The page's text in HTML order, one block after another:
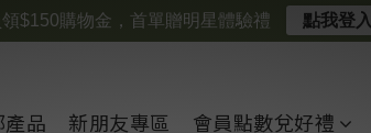
品 新朋友專區 會員點數兌好禮
$150購物金，首單贈明星體驗禮 點我登入